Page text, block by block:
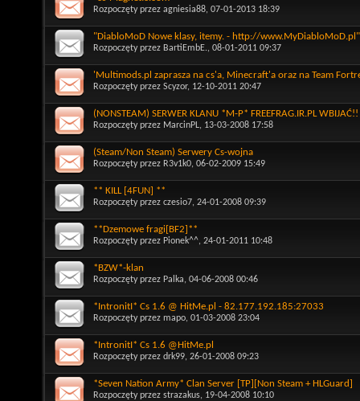
Rozpoczęty przez agniesia88, 07-01-2013 18:39
"DiabloMoD Nowe klasy, itemy. - http://www.MyDiabloMoD.pl"
Rozpoczęty przez BartiEmbE., 08-01-2011 09:37
'Multimods.pl zaprasza na cs'a, Minecraft'a oraz na Team
Rozpoczęty przez Scyzor, 12-10-2011 20:47
(NONSTEAM) SERWER KLANU *M-P* FREEFRAG.IR.PL WBIJAĆ!!
Rozpoczęty przez MarcinPL, 13-03-2008 17:58
(Steam/Non Steam) Serwery Cs-wojna
Rozpoczęty przez R3v1k0, 06-02-2009 15:49
** KILL [4FUN] **
Rozpoczęty przez czesio7, 24-01-2008 09:39
**Dzemowe fragi[BF2]**
Rozpoczęty przez Pionek^^, 24-01-2011 10:48
*BZW*-klan
Rozpoczęty przez Palka, 04-06-2008 00:46
*IntronitI* Cs 1.6 @ HitMe.pl - 82.177.192.185:27033
Rozpoczęty przez mapo, 01-03-2008 23:04
*IntronitI* Cs 1.6 @HitMe.pl
Rozpoczęty przez drk99, 26-01-2008 09:23
*Seven Nation Army* Clan Server [TP][Non Steam + HLGuard]
Rozpoczęty przez strazakus, 19-04-2008 10:10